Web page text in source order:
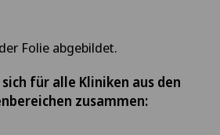
Folie abgebildet.
für alle Kliniken aus den
zusammen: